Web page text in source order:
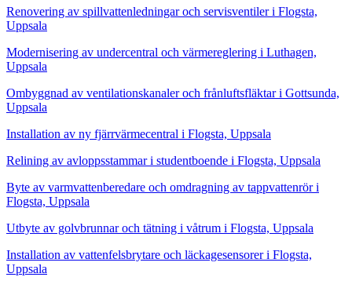
Renovering av spillvattenledningar och servisventiler i Flogsta,
Uppsala
Modernisering av undercentral och värmereglering i Luthagen,
Uppsala
Ombyggnad av ventilationskanaler och frånluftsfläktar i Gottsunda,
Uppsala
Installation av ny fjärrvärmecentral i Flogsta, Uppsala
Relining av avloppsstammar i studentboende i Flogsta, Uppsala
Byte av varmvattenberedare och omdragning av tappvattenrör i
Flogsta, Uppsala
Utbyte av golvbrunnar och tätning i våtrum i Flogsta, Uppsala
Installation av vattenfelsbrytare och läckagesensorer i Flogsta,
Uppsala